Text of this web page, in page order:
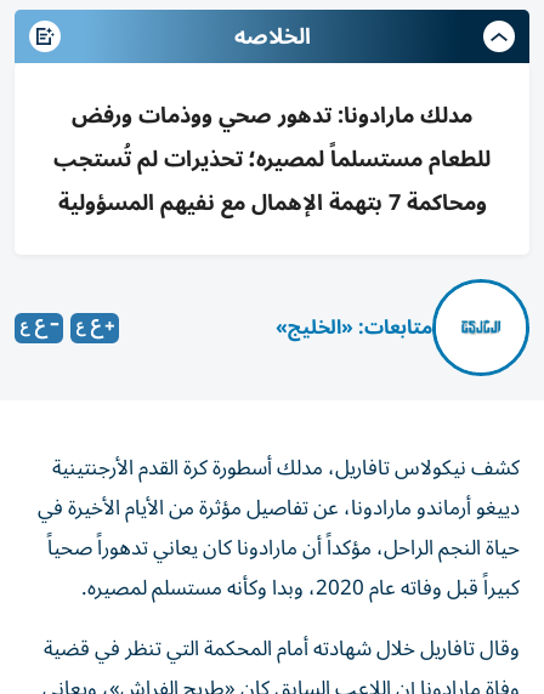
الخلاصه
مدلك مارادونا: تدهور صحي ووذمات ورفض
للطعام مستسلماً لمصيره؛ تحذيرات لم تُستجب
ومحاكمة 7 بتهمة الإهمال مع نفيهم المسؤولية
متابعات: «الخليج»
كشف نيكولاس تافاريل، مدلك أسطورة كرة القدم الأرجنتينية
دييغو أرماندو مارادونا، عن تفاصيل مؤثرة من الأيام الأخيرة في
حياة النجم الراحل، مؤكداً أن مارادونا كان يعاني تدهوراً صحياً
كبيراً قبل وفاته عام 2020، وبدا وكأنه مستسلم لمصيره.
وقال تافاريل خلال شهادته أمام المحكمة التي تنظر في قضية
وفاة مارادونا إن اللاعب السابق كان «طريح الفراش»، ويعاني